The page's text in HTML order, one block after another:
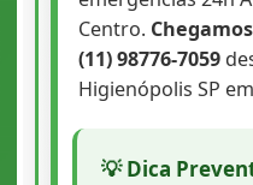
Centro.
(11) 98776-7059
Higienópolis SP
💡 Dica